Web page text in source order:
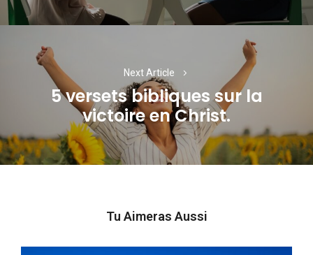
Next Article
Next
post:
5 versets bibliques sur la
victoire en Christ.
Tu Aimeras Aussi